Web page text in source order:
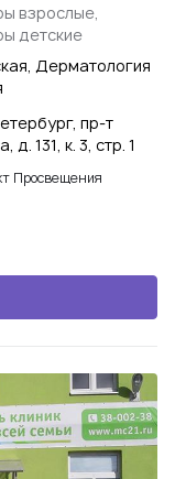
взрослые,
детские
Дерматология
пр-т
д. 131, к. 3, стр. 1
Просвещения